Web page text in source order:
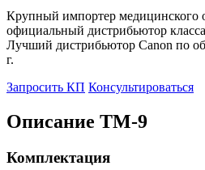
Крупный импортер медицинского
официальный дистрибьютор
Лучший дистрибьютор Canon по
г.
Запросить КП Консультироваться
Описание ТМ-9
Комплектация